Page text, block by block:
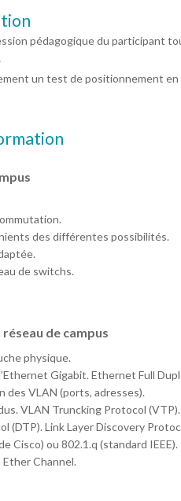
pédagogique du participant
un test de positionnement
des différentes possibilités.
de switchs.
de campus
physique.
Gigabit. Ethernet Full
des VLAN (ports, adresses).
VLAN Truncking Protocol (VTP).
(DTP). Link Layer Discovery
Cisco) ou 802.1.q (standard IEEE).
Channel.